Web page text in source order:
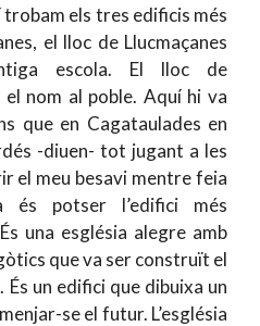
trobam els tres edificis més
el lloc de Llucmaçanes
escola. El lloc de
el nom al poble. Aquí hi va
que en Cagataulades en
-diuen- tot jugant a les
el meu besavi mentre feia
és potser l’edifici més
una església alegre amb
que va ser construït el
un edifici que dibuixa un
se el futur. L’església